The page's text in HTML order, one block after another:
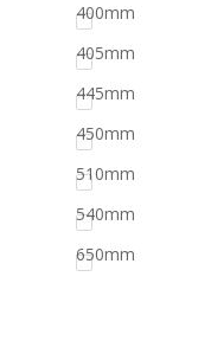
400mm
405mm
445mm
450mm
510mm
540mm
650mm